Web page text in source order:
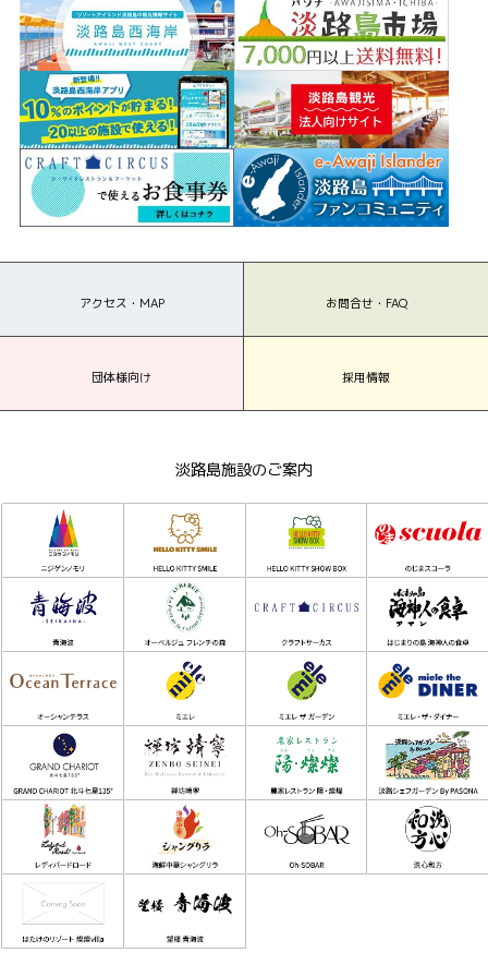
アクセス・MAP お問合せ・FAQ
団体様向け 採用情報
淡路島施設のご案内